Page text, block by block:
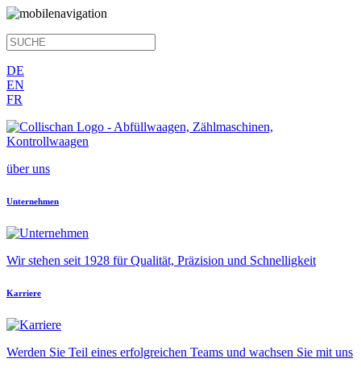
DE
EN
FR
über uns
Unternehmen
Wir stehen seit 1928 für Qualität, Präzision und Schnelligkeit
Karriere
Werden Sie Teil eines erfolgreichen Teams und wachsen Sie mit uns